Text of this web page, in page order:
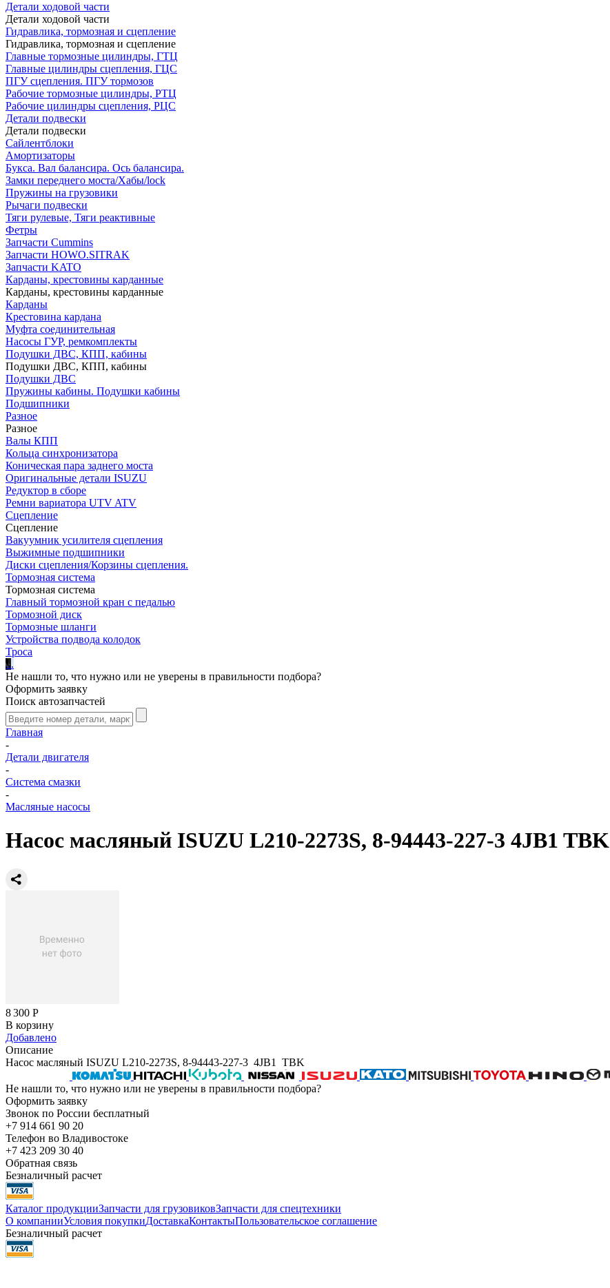
Детали ходовой части
Детали ходовой части
Гидравлика, тормозная и сцепление
Гидравлика, тормозная и сцепление
Главные тормозные цилиндры, ГТЦ
Главные цилиндры сцепления, ГЦС
ПГУ сцепления. ПГУ тормозов
Рабочие тормозные цилиндры, РТЦ
Рабочие цилиндры сцепления, РЦС
Детали подвески
Детали подвески
Cайлентблоки
Амортизаторы
Букса. Вал балансира. Ось балансира.
Замки переднего моста/Хабы/lock
Пружины на грузовики
Рычаги подвески
Тяги рулевые, Тяги реактивные
Фетры
Запчасти Cummins
Запчасти HOWO.SITRAK
Запчасти KATO
Карданы, крестовины карданные
Карданы, крестовины карданные
Карданы
Крестовина кардана
Муфта соединительная
Насосы ГУР, ремкомплекты
Подушки ДВС, КПП, кабины
Подушки ДВС, КПП, кабины
Подушки ДВС
Пружины кабины. Подушки кабины
Подшипники
Разное
Разное
Валы КПП
Кольца синхронизатора
Коническая пара заднего моста
Оригинальные детали ISUZU
Редуктор в сборе
Ремни вариатора UTV ATV
Сцепление
Сцепление
Вакуумник усилителя сцепления
Выжимные подшипники
Диски сцепления/Корзины сцепления.
Тормозная система
Тормозная система
Главный тормозной кран с педалью
Тормозной диск
Тормозные шланги
Устройства подвода колодок
Троса
...
Не нашли то, что нужно или не уверены в правильности подбора?
Оформить заявку
Поиск автозапчастей
Главная
-
Детали двигателя
-
Система смазки
-
Масляные насосы
Насос масляный ISUZU L210-2273S, 8-94443-227-3 4JB1 TBK
8 300 Р
В корзину
Добавлено
Описание
Насос масляный ISUZU L210-2273S, 8-94443-227-3 4JB1 TBK
Не нашли то, что нужно или не уверены в правильности подбора?
Оформить заявку
Звонок по России бесплатный
+7 914 661 90 20
Телефон во Владивостоке
+7 423 209 30 40
Обратная связь
Безналичный расчет
Каталог продукцииЗапчасти для грузовиковЗапчасти для спецтехники
О компанииУсловия покупкиДоставкаКонтактыПользовательское соглашение
Безналичный расчет